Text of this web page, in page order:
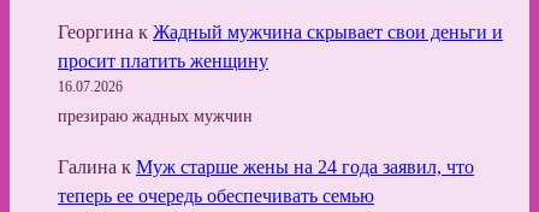
Георгина к Жадный мужчина скрывает свои деньги и
просит платить женщину
16.07.2026
презираю жадных мужчин
Галина к Муж старше жены на 24 года заявил, что
теперь ее очередь обеспечивать семью